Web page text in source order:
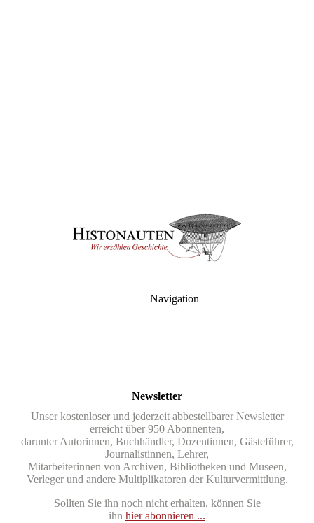
Navigation
Newsletter
Unser kostenloser und jederzeit abbestellbarer Newsletter
erreicht über 950 Abonnenten,
darunter Autorinnen, Buchhändler, Dozentinnen, Gästeführer,
Journalistinnen, Lehrer,
Mitarbeiterinnen von Archiven, Bibliotheken und Museen,
Verleger und andere Multiplikatoren der Kulturvermittlung.
Sollten Sie ihn noch nicht erhalten, können Sie
ihn hier abonnieren ...